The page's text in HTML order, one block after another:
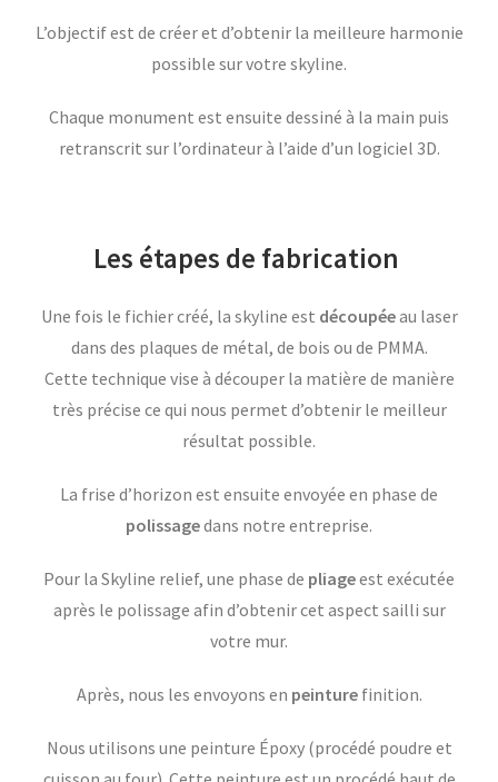
L’objectif est de créer et d’obtenir la meilleure harmonie
possible sur votre skyline.
Chaque monument est ensuite dessiné à la main puis
retranscrit sur l’ordinateur à l’aide d’un logiciel 3D.
Les étapes de fabrication
Une fois le fichier créé, la skyline est découpéeau laser
dans des plaques de métal, de bois ou de PMMA.
Cette technique vise à découper la matière de manière
très précise ce qui nous permet d’obtenir le meilleur
résultat possible.
La frise d’horizon est ensuite envoyée en phase de
polissagedans notre entreprise.
Pour la Skyline relief, une phase de pliageest exécutée
après le polissage afin d’obtenir cet aspect sailli sur
votre mur.
Après, nous les envoyons en peinture finition.
Nous utilisons une peinture Époxy (procédé poudre et